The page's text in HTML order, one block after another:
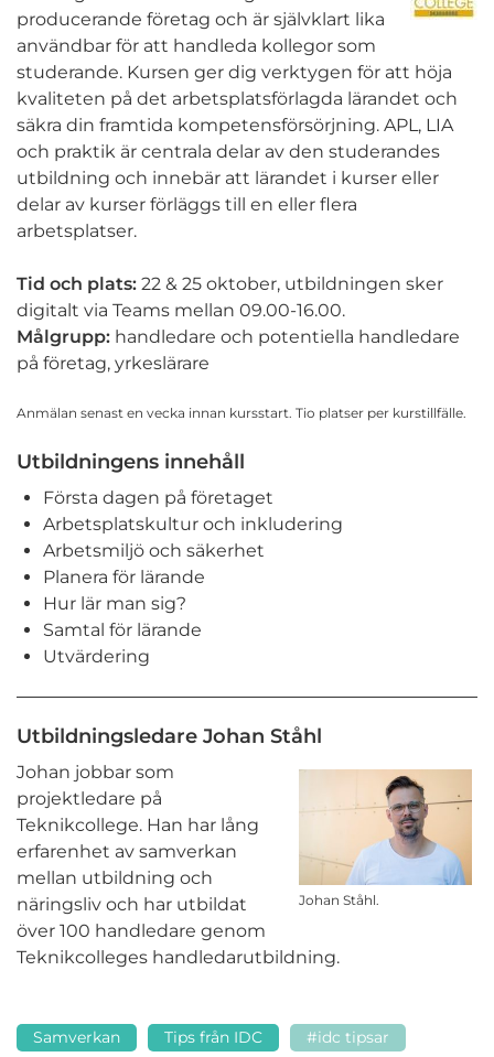
producerande företag och är självklart lika
användbar för att handleda kollegor som
studerande. Kursen ger dig verktygen för att höja
kvaliteten på det arbetsplatsförlagda lärandet och
säkra din framtida kompetensförsörjning. APL, LIA
och praktik är centrala delar av den studerandes
utbildning och innebär att lärandet i kurser eller
delar av kurser förläggs till en eller flera
arbetsplatser.
Tid och plats: 22 & 25 oktober, utbildningen sker
digitalt via Teams mellan 09.00-16.00.
Målgrupp: handledare och potentiella handledare
på företag, yrkeslärare
Anmälan senast en vecka innan kursstart. Tio platser per kurstillfälle.
Utbildningens innehåll
Första dagen på företaget
Arbetsplatskultur och inkludering
Arbetsmiljö och säkerhet
Planera för lärande
Hur lär man sig?
Samtal för lärande
Utvärdering
Utbildningsledare Johan Ståhl
Johan Ståhl.
Johan jobbar som
projektledare på
Teknikcollege. Han har lång
erfarenhet av samverkan
mellan utbildning och
näringsliv och har utbildat
över 100 handledare genom
Teknikcolleges handledarutbildning.
Samverkan Tips från IDC
#idc tipsar